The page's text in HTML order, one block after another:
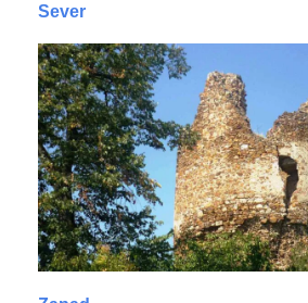
Sever